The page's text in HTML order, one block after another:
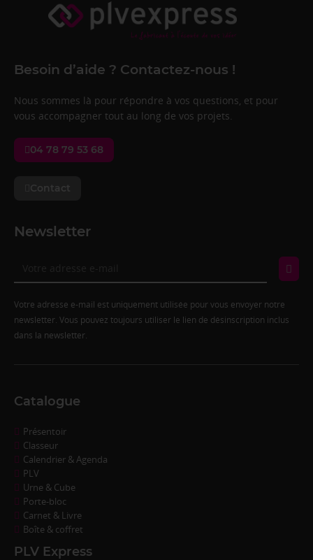
Besoin d’aide ? Contactez-nous !
Nous sommes là pour répondre à vos questions, et pour
vous accompagner tout au long de vos projets.
04 78 79 53 68
Contact
Newsletter
Votre adresse e-mail est uniquement utilisée pour vous envoyer notre
newsletter. Vous pouvez toujours utiliser le lien de désinscription inclus
dans la newsletter.
Catalogue
Présentoir
Classeur
Calendrier & Agenda
PLV
Urne & Cube
Porte-bloc
Carnet & Livre
Boîte & coffret
PLV Express